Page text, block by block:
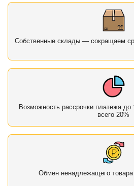
Собственные склады — сокращаем
Возможность рассрочки платежа
всего 20%
Обмен ненадлежащего товара